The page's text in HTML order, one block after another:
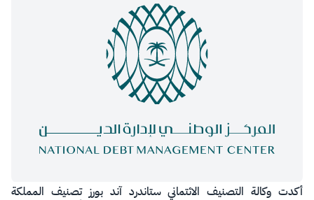
أكدت وكالة التصنيف الائتماني ستاندرد آند بورز تصنيف المملكة